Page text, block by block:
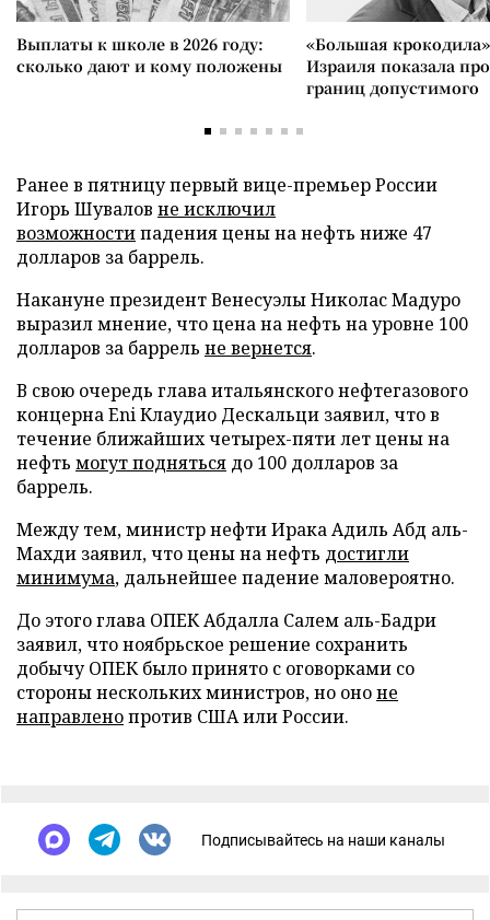
Выплаты к школе в 2026 году:
сколько дают и кому положены
«Большая
Израиля показала
границ допустимого
Ранее в пятницу первый вице-премьер России
Игорь Шувалов не исключил
возможностипадения цены на нефть ниже 47
долларов за баррель.
Накануне президент Венесуэлы Николас Мадуро
выразил мнение, что цена на нефть на уровне 100
долларов за баррель не вернется.
В свою очередь глава итальянского нефтегазового
концерна Eni Клаудио Дескальци заявил, что в
течение ближайших четырех-пяти лет цены на
нефть могут подняться до 100 долларов за
баррель.
Между тем, министр нефти Ирака Адиль Абд аль-
Махди заявил, что цены на нефть достигли
минимума, дальнейшее падение маловероятно.
До этого глава ОПЕК Абдалла Салем аль-Бадри
заявил, что ноябрьское решение сохранить
добычу ОПЕК было принято с оговорками со
стороны нескольких министров, но ононе
направленопротив США или России.
Подписывайтесь на наши каналы